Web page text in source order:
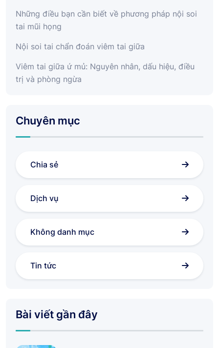
Những điều bạn cần biết về phương pháp nội soi
tai mũi họng
Nội soi tai chẩn đoán viêm tai giữa
Viêm tai giữa ứ mủ: Nguyên nhân, dấu hiệu, điều
trị và phòng ngừa
Chuyên mục
Chia sẻ
Dịch vụ
Không danh mục
Tin tức
Bài viết gần đây